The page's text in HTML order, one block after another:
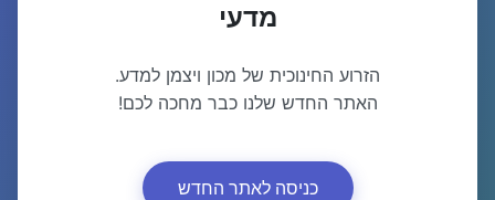
מדעי
הזרוע החינוכית של מכון ויצמן למדע.
האתר החדש שלנו כבר מחכה לכם!
כניסה לאתר החדש